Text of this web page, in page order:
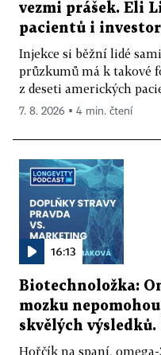
vezmi prášek. Eli
pacientů i
Injekce si běžní lidé
průzkumů má k takové
z deseti amerických
7. 8. 2026 ▪ 4 min. čtení
16:13
Biotechnoložka:
mozku
skvělých
Hořčík na spaní,